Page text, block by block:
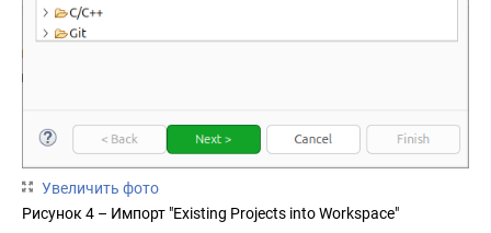
Увеличить фото
Рисунок 4 – Импорт "Existing Projects into Workspace"